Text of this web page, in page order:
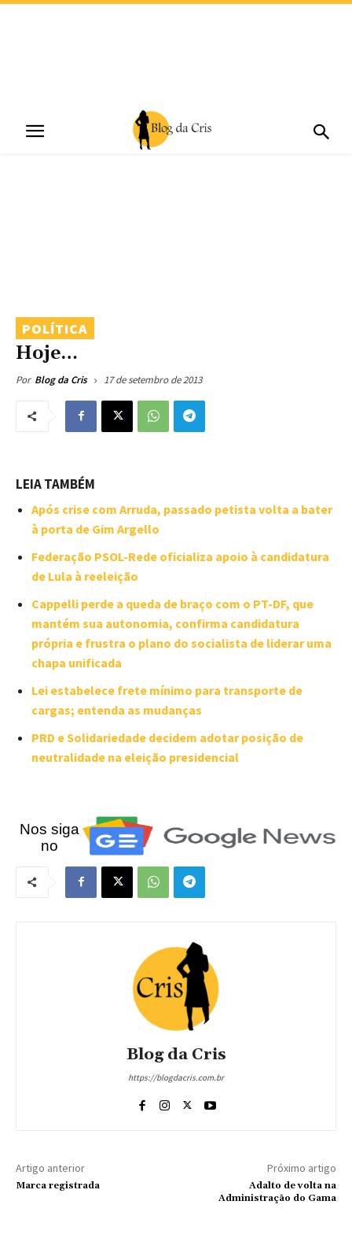
POLÍTICA
Hoje…
Por Blog da Cris 17 de setembro de 2013
LEIA TAMBÉM
Após crise com Arruda, passado petista volta a bater
à porta de Gim Argello
Federação PSOL-Rede oficializa apoio à candidatura
de Lula à reeleição
Cappelli perde a queda de braço com o PT-DF, que
mantém sua autonomia, confirma candidatura
própria e frustra o plano do socialista de liderar uma
chapa unificada
Lei estabelece frete mínimo para transporte de
cargas; entenda as mudanças
PRD e Solidariedade decidem adotar posição de
neutralidade na eleição presidencial
Nos siga
no
Blog da Cris
https://blogdacris.com.br
Artigo anterior
Marca registrada
Próximo artigo
Adalto de volta na
Administração do Gama